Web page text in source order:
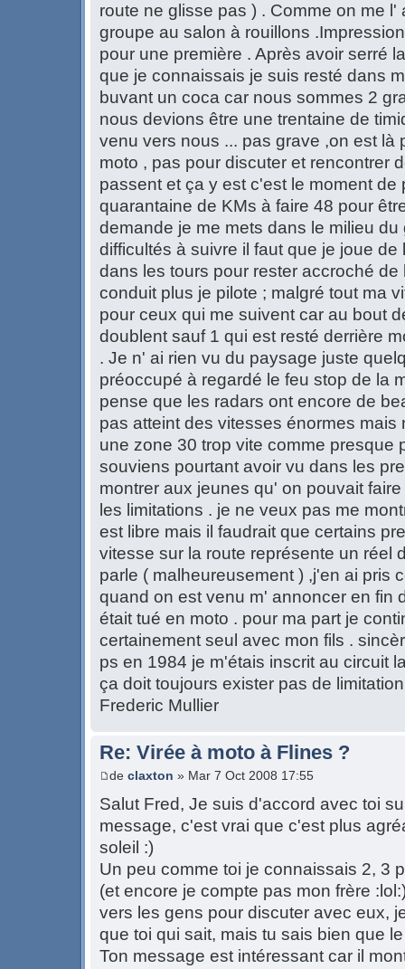
route ne glisse pas ) . Comme on me
groupe au salon à rouillons
pour une première . Après avoir serré
que je connaissais je suis resté dans
buvant un coca car nous sommes 2
nous devions être une trentaine de
venu vers nous ... pas grave ,on est là
moto , pas pour discuter et rencontrer
passent et ça y est c'est le moment de
quarantaine de KMs à faire 48 pour
demande je me mets dans le milieu
difficultés à suivre il faut que je joue
dans les tours pour rester accroché
conduit plus je pilote ; malgré tout ma
pour ceux qui me suivent car au bout
doublent sauf 1 qui est resté derrière
. Je n' ai rien vu du paysage juste
préoccupé à regardé le feu stop de la
pense que les radars ont encore de
pas atteint des vitesses énormes
une zone 30 trop vite comme presque
souviens pourtant avoir vu dans les
montrer aux jeunes qu' on pouvait
les limitations . je ne veux pas me
est libre mais il faudrait que certains
vitesse sur la route représente un réel
parle ( malheureusement ) ,j'en ai pris
quand on est venu m' annoncer en fin
était tué en moto . pour ma part je
certainement seul avec mon fils .
ps en 1984 je m'étais inscrit au circuit
ça doit toujours exister pas de
Frederic Mullier
Re: Virée à moto à Flines ?
de claxton » Mar 7 Oct 2008 17:55
Salut Fred, Je suis d'accord avec toi
message, c'est vrai que c'est plus
soleil :)
Un peu comme toi je connaissais 2, 3
(et encore je compte pas mon frère
vers les gens pour discuter avec eux,
que toi qui sait, mais tu sais bien que
Ton message est intéressant car il